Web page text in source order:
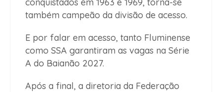
também campeão da divisão de acesso.
E por falar em acesso, tanto Fluminense
como SSA garantiram as vagas na Série
A do Baianão 2027.
Após a final, a diretoria da Federação